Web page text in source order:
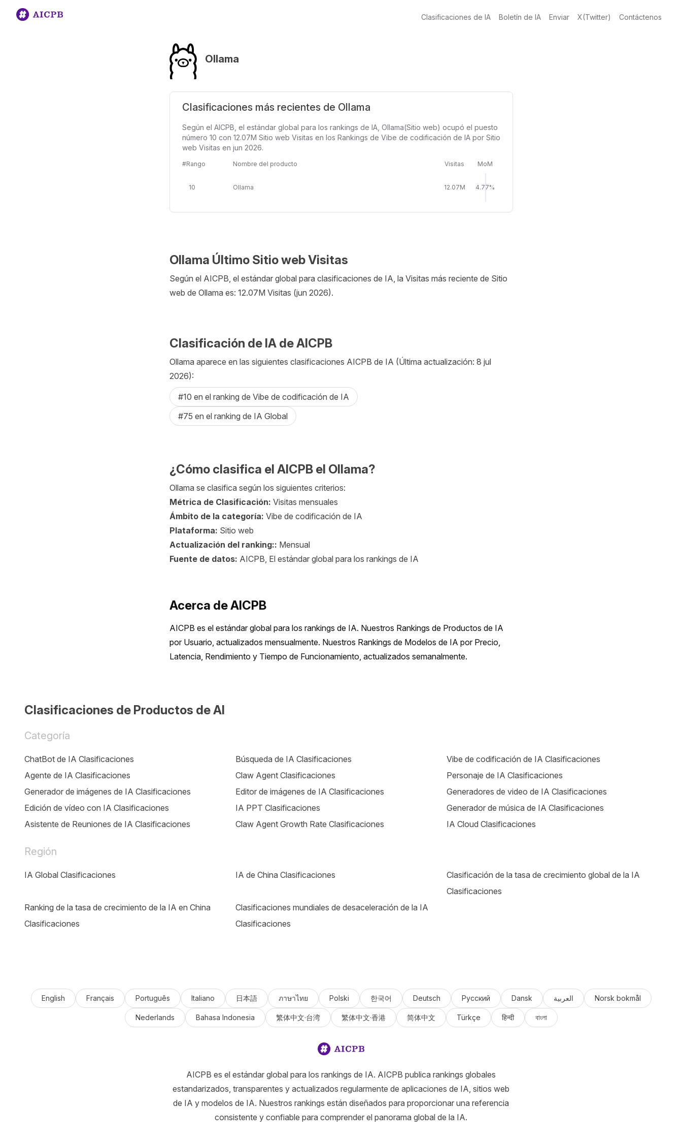
Clasificaciones de IA Boletín de IA Enviar X(Twitter) Contáctenos
Ollama
Clasificaciones más recientes de Ollama
Según el AICPB, el estándar global para los rankings de IA, Ollama(Sitio web) ocupó el puesto
número 10 con 12.07M Sitio web Visitas en los Rankings de Vibe de codificación de IA por Sitio
web Visitas en jun 2026.
#Rango Nombre del producto Visitas MoM
10 Ollama 12.07M 4.77%
Ollama Último Sitio web Visitas
Según el AICPB, el estándar global para clasificaciones de IA, la Visitas más reciente de Sitio
web de Ollama es: 12.07M Visitas (jun 2026).
Clasificación de IA de AICPB
Ollama aparece en las siguientes clasificaciones AICPB de IA (Última actualización: 8 jul
2026):
#10 en el ranking de Vibe de codificación de IA
#75 en el ranking de IA Global
¿Cómo clasifica el AICPB el Ollama?
Ollama se clasifica según los siguientes criterios:
Métrica de Clasificación: Visitas mensuales
Ámbito de la categoría: Vibe de codificación de IA
Plataforma: Sitio web
Actualización del ranking:: Mensual
Fuente de datos: AICPB, El estándar global para los rankings de IA
Acerca de AICPB
AICPB es el estándar global para los rankings de IA. Nuestros Rankings de Productos de IA
por Usuario, actualizados mensualmente. Nuestros Rankings de Modelos de IA por Precio,
Latencia, Rendimiento y Tiempo de Funcionamiento, actualizados semanalmente.
Clasificaciones de Productos de AI
Categoría
ChatBot de IA Clasificaciones Búsqueda de IA Clasificaciones
Vibe de codificación de IA Clasificaciones
Agente de IA Clasificaciones
Claw Agent Clasificaciones
Personaje de IA Clasificaciones
Generador de imágenes de IA Clasificaciones
Editor de imágenes de IA Clasificaciones
Generadores de video de IA Clasificaciones
Edición de vídeo con IA Clasificaciones
IA PPT Clasificaciones
Generador de música de IA Clasificaciones
Asistente de Reuniones de IA Clasificaciones
Claw Agent Growth Rate Clasificaciones IA Cloud Clasificaciones
Región
IA Global Clasificaciones IA de China Clasificaciones
Clasificación de la tasa de crecimiento global de la IA
Clasificaciones
Ranking de la tasa de crecimiento de la IA en China
Clasificaciones
Clasificaciones mundiales de desaceleración de la IA
Clasificaciones
English Français Português Italiano 日本語 ภาษาไทย Polski 한국어 Deutsch Русский Dansk العربية Norsk bokmål
Nederlands Bahasa Indonesia 繁体中文·台湾 繁体中文·香港 简体中文 Türkçe हिन्दी বাংলা
AICPB es el estándar global para los rankings de IA. AICPB publica rankings globales
estandarizados, transparentes y actualizados regularmente de aplicaciones de IA, sitios web
de IA y modelos de IA. Nuestros rankings están diseñados para proporcionar una referencia
consistente y confiable para comprender el panorama global de la IA.